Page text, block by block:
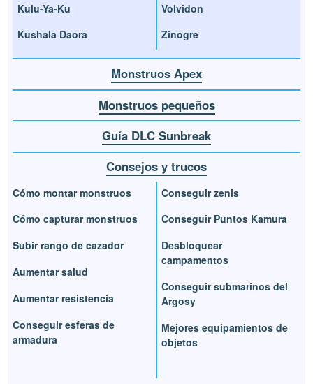
Kulu-Ya-Ku
Kushala Daora
Volvidon
Zinogre
Monstruos Apex
Monstruos pequeños
Guía DLC Sunbreak
Consejos y trucos
Cómo montar monstruos
Cómo capturar monstruos
Subir rango de cazador
Aumentar salud
Aumentar resistencia
Conseguir esferas de
armadura
Conseguir zenis
Conseguir Puntos Kamura
Desbloquear
campamentos
Conseguir submarinos del
Argosy
Mejores equipamientos de
objetos